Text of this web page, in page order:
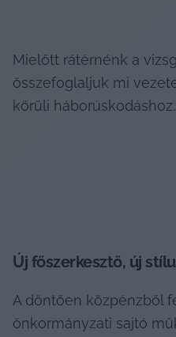
Mielőtt rátérnénk a
összefoglaljuk mi
körüli háborúskodáshoz.
Új főszerkesztő, új
A döntően közpénzből
önkormányzati sajtó